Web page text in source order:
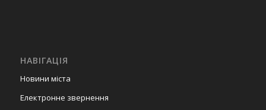
НАВІГАЦІЯ
Новини міста
Електронне звернення